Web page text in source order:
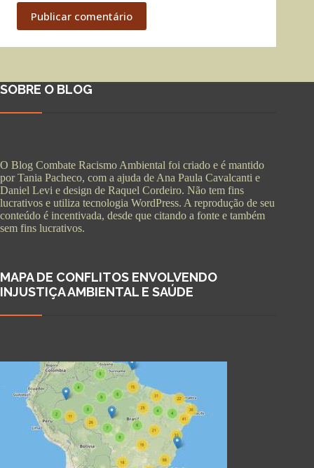
Publicar comentário
SOBRE O BLOG
O Blog Combate Racismo Ambiental foi criado e é mantido
por Tania Pacheco, com a ajuda de Ana Paula Cavalcanti e
Daniel Levi e design de Raquel Cordeiro. Não tem fins
lucrativos e utiliza tecnologia WordPress. A reprodução de seu
conteúdo é incentivada, desde que citando a fonte e também
sem fins lucrativos.
MAPA DE CONFLITOS ENVOLVENDO
INJUSTIÇA AMBIENTAL E SAÚDE